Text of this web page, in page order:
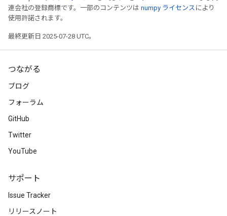
連会社の登録商標です。一部のコンテンツは numpy ライセンス により
使用許諾されます。
最終更新日 2025-07-28 UTC。
つながる
ブログ
フォーラム
GitHub
Twitter
YouTube
サポート
Issue Tracker
リリースノート